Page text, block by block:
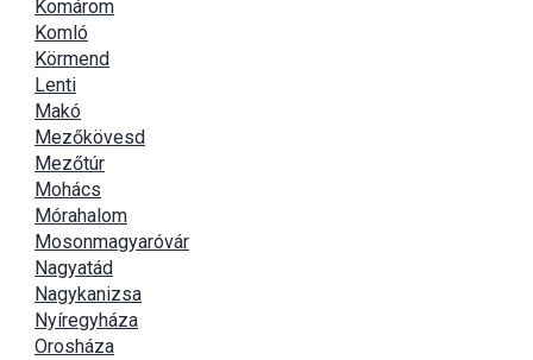
Komárom
Komló
Körmend
Lenti
Makó
Mezőkövesd
Mezőtúr
Mohács
Mórahalom
Mosonmagyaróvár
Nagyatád
Nagykanizsa
Nyíregyháza
Orosháza